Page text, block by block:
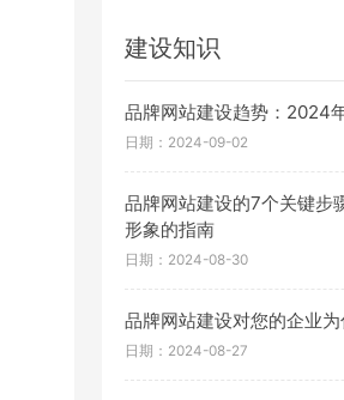
建设知识
品牌网站建设趋势：2024
日期：2024-09-02
品牌网站建设的7个关键步
形象的指南
日期：2024-08-30
品牌网站建设对您的企业
日期：2024-08-27